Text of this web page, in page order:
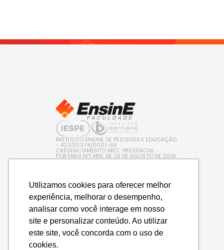
Utilizamos cookies para oferecer melhor
experiência, melhorar o desempenho,
analisar como você interage em nosso
site e personalizar conteúdo. Ao utilizar
este site, você concorda com o uso de
cookies.
INSTITUTO ENSINE DE PESQUISA E EDUCAÇÃO
- 42.530.374/0001-69
CREDENCIAMENTO MEC: PRESENCIAL -
PORTARIA Nº1.486, DE 28 DE AGOSTO DE 2019,
PUBLICADA NO D.O.U. EM 29/08/2019 / EAD –